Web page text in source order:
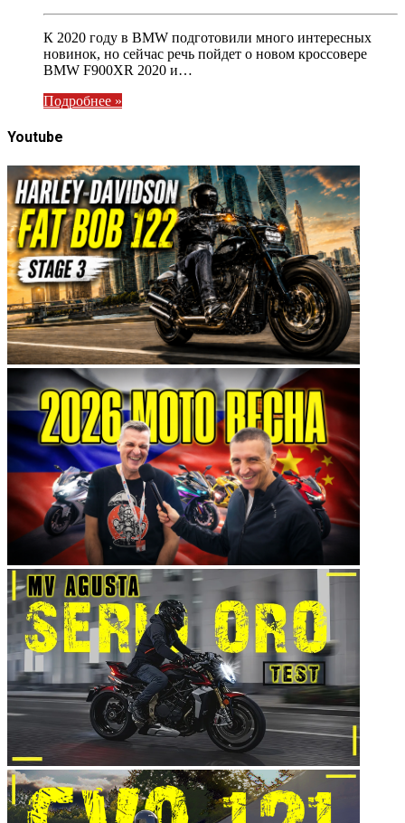
К 2020 году в BMW подготовили много интересных
новинок, но сейчас речь пойдет о новом кроссовере
BMW F900XR 2020 и…
Подробнее »
Youtube